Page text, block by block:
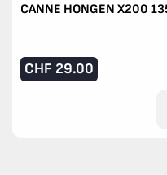
CANNE HONGEN X200
CHF 29.00